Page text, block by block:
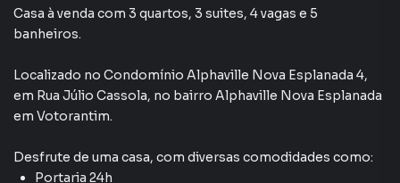
Piscina
Armário Cozinha
Casa à venda com 3 quartos, 3 suites, 4 vagas e 5
banheiros.
Localizado no Condomínio Alphaville Nova Esplanada 4,
em Rua Júlio Cassola, no bairro Alphaville Nova Esplanada
em Votorantim.
Desfrute de uma casa, com diversas comodidades como:
Portaria 24h